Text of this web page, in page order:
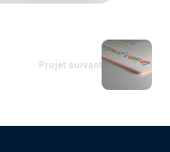
Projet suivant